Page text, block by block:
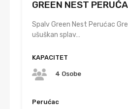
GREEN NEST
Spalv Green Nest Perućac
ušuškan splav…
KAPACITET
4 Osobe
Perućac